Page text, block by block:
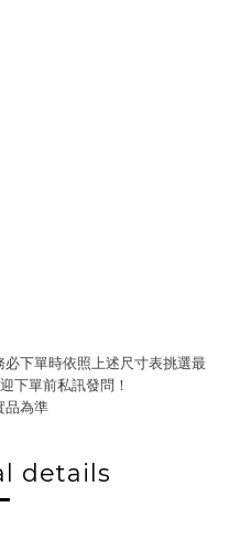
下單時依照上述尺寸表挑選最
下單前私訊發問！
品為準
details